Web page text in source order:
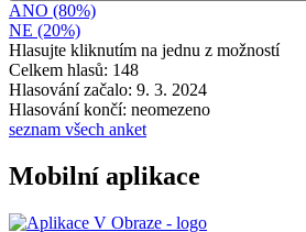
ANO (80%)
NE (20%)
Hlasujte kliknutím na jednu z možností
Celkem hlasů: 148
Hlasování začalo: 9. 3. 2024
Hlasování končí: neomezeno
seznam všech anket
Mobilní aplikace